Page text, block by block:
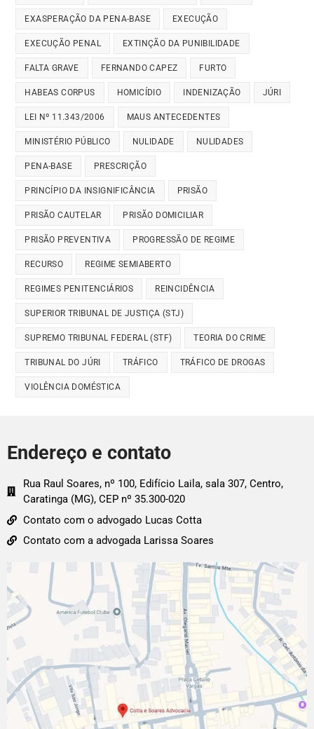
EXASPERAÇÃO DA PENA-BASE EXECUÇÃO
EXECUÇÃO PENAL EXTINÇÃO DA PUNIBILIDADE
FALTA GRAVE FERNANDO CAPEZ FURTO
HABEAS CORPUS HOMICÍDIO INDENIZAÇÃO JÚRI
LEI Nº 11.343/2006 MAUS ANTECEDENTES
MINISTÉRIO PÚBLICO NULIDADE NULIDADES
PENA-BASE PRESCRIÇÃO
PRINCÍPIO DA INSIGNIFICÂNCIA PRISÃO
PRISÃO CAUTELAR PRISÃO DOMICILIAR
PRISÃO PREVENTIVA PROGRESSÃO DE REGIME
RECURSO REGIME SEMIABERTO
REGIMES PENITENCIÁRIOS REINCIDÊNCIA
SUPERIOR TRIBUNAL DE JUSTIÇA (STJ)
SUPREMO TRIBUNAL FEDERAL (STF) TEORIA DO CRIME
TRIBUNAL DO JÚRI TRÁFICO TRÁFICO DE DROGAS
VIOLÊNCIA DOMÉSTICA
Endereço e contato
Rua Raul Soares, nº 100, Edifício Laila, sala 307, Centro,
Caratinga (MG), CEP nº 35.300-020
Contato com o advogado Lucas Cotta
Contato com a advogada Larissa Soares